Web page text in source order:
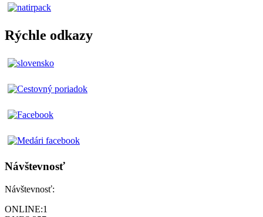
Rýchle odkazy
Návštevnosť
Návštevnosť:
ONLINE:1